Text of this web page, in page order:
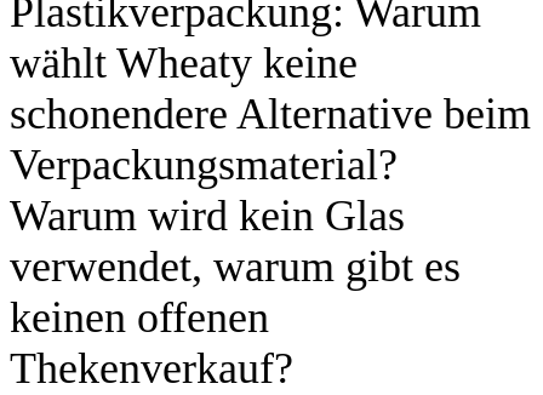
Plastikverpackung: Warum
wählt Wheaty keine
schonendere Alternative beim
Verpackungsmaterial?
Warum wird kein Glas
verwendet, warum gibt es
keinen offenen
Thekenverkauf?